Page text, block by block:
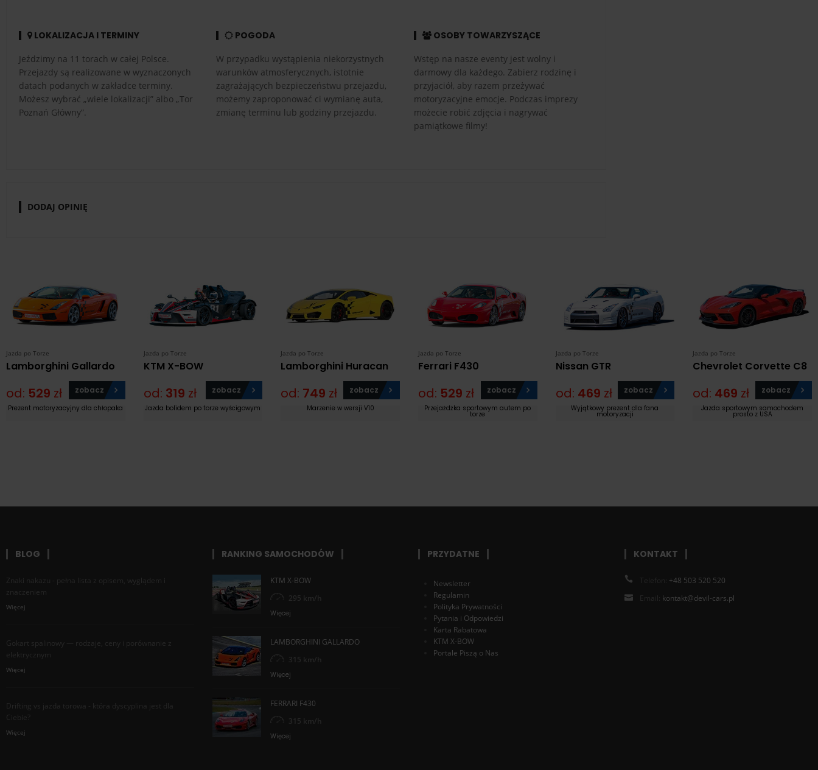
LOKALIZACJA I TERMINY
Jeździmy na 11 torach w całej Polsce.
Przejazdy są realizowane w wyznaczonych
datach podanych w zakładce terminy.
Możesz wybrać „wiele lokalizacji” albo „Tor
Poznań Główny”.
POGODA
W przypadku wystąpienia niekorzystnych
warunków atmosferycznych, istotnie
zagrażających bezpieczeństwu przejazdu,
możemy zaproponować ci wymianę auta,
zmianę terminu lub godziny przejazdu.
OSOBY TOWARZYSZĄCE
Wstęp na nasze eventy jest wolny i
darmowy dla każdego. Zabierz rodzinę i
przyjaciół, aby razem przeżywać
motoryzacyjne emocje. Podczas imprezy
możecie robić zdjęcia i nagrywać
pamiątkowe filmy!
DODAJ OPINIĘ
Jazda po Torze
Lamborghini Gallardo
od: 529 zł zobacz
Prezent motoryzacyjny dla chłopaka
Jazda po Torze
KTM X-BOW
od: 319 zł zobacz
Jazda bolidem po torze wyścigowym
Jazda po Torze
Lamborghini Huracan
od: 749 zł zobacz
Marzenie w wersji V10
Jazda po Torze
Ferrari F430
od: 529 zł zobacz
Przejażdżka sportowym autem po
torze
Jazda po Torze
Nissan GTR
od: 469 zł zobacz
Wyjątkowy prezent dla fana
motoryzacji
Jazda po Torze
Chevrolet Corvette C8
od: 469 zł zobacz
Jazda sportowym samochodem
prosto z USA
BLOG
Znaki nakazu - pełna lista z opisem, wyglądem i
znaczeniem
Więcej
Gokart spalinowy — rodzaje, ceny i porównanie z
elektrycznym
Więcej
Drifting vs jazda torowa - która dyscyplina jest dla
Ciebie?
Więcej
RANKING SAMOCHODÓW
KTM X-BOW
295 km/h
Więcej
LAMBORGHINI GALLARDO
315 km/h
Więcej
FERRARI F430
315 km/h
Więcej
PRZYDATNE
Newsletter
Regulamin
Polityka Prywatności
Pytania i Odpowiedzi
Karta Rabatowa
KTM X-BOW
Portale Piszą o Nas
KONTAKT
Telefon: +48 503 520 520
Email: kontakt@devil-cars.pl